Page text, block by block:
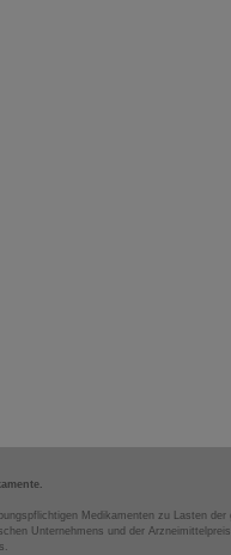
Medikamenten zu Lasten der
Unternehmens und der